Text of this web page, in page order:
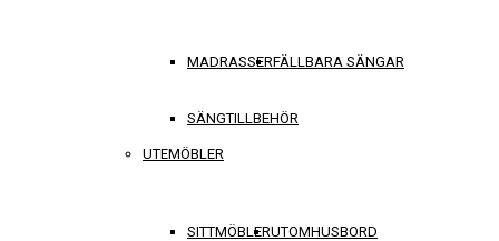
MADRASSERFÄLLBARA SÄNGAR
SÄNGTILLBEHÖR
UTEMÖBLER
SITTMÖBLERUTOMHUSBORD